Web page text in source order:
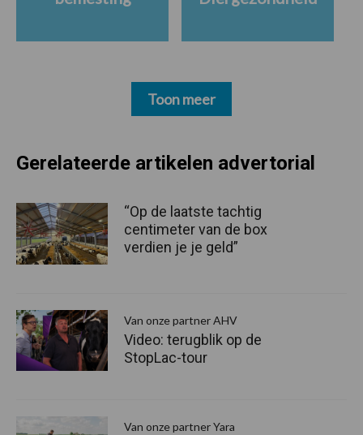
Toon meer
Gerelateerde artikelen advertorial
“Op de laatste tachtig
centimeter van de box
verdien je je geld”
Van onze partner AHV
Video: terugblik op de
StopLac-tour
Van onze partner Yara